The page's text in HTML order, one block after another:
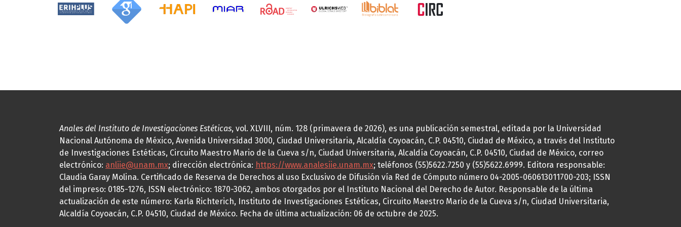
Anales del Instituto de Investigaciones Estéticas, vol. XLVIII, núm. 128 (primavera de 2026), es una publicación semestral, editada por la Universidad
Nacional Autónoma de México, Avenida Universidad 3000, Ciudad Universitaria, Alcaldía Coyoacán, C.P. 04510, Ciudad de México, a través del Instituto
de Investigaciones Estéticas, Circuito Maestro Mario de la Cueva s/n, Ciudad Universitaria, Alcaldía Coyoacán, C.P. 04510, Ciudad de México, correo
electrónico: anliie@unam.mx; dirección electrónica: https://www.analesiie.unam.mx; teléfonos (55)5622.7250 y (55)5622.6999. Editora responsable:
Claudia Garay Molina. Certificado de Reserva de Derechos al uso Exclusivo de Difusión vía Red de Cómputo número 04-2005-060613011700-203; ISSN
del impreso: 0185-1276, ISSN electrónico: 1870-3062, ambos otorgados por el Instituto Nacional del Derecho de Autor. Responsable de la última
actualización de este número: Karla Richterich, Instituto de Investigaciones Estéticas, Circuito Maestro Mario de la Cueva s/n, Ciudad Universitaria,
Alcaldía Coyoacán, C.P. 04510, Ciudad de México. Fecha de última actualización: 06 de octubre de 2025.